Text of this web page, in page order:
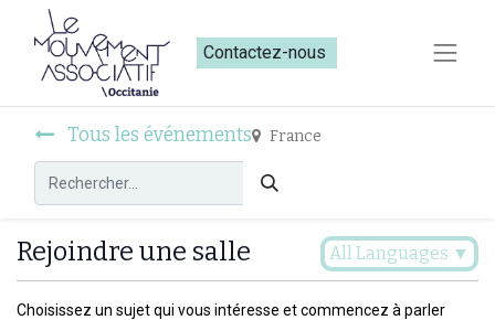
Contactez-nous​​
Tous les événements France
Rejoindre une salle All Languages ▼
Choisissez un sujet qui vous intéresse et commencez à parler